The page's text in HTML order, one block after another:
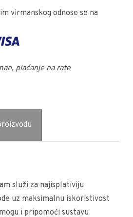
virmanskog odnose se na
plaćanje na rate
služi za najisplativiju
uz maksimalnu iskoristivost
i pripomoći sustavu